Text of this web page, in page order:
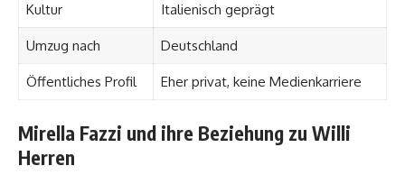
Kultur Italienisch geprägt
Umzug nach Deutschland
Öffentliches Profil Eher privat, keine Medienkarriere
Mirella Fazzi und ihre Beziehung zu Willi
Herren